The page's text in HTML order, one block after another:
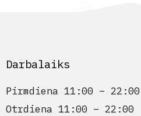
Darbalaiks
Pirmdiena 11:00 – 22:00
Otrdiena 11:00 – 22:00